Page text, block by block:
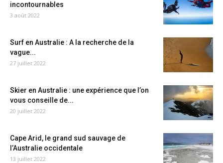
incontournables
3 août 2022
Surf en Australie : A la recherche de la
vague...
27 juillet 2022
Skier en Australie : une expérience que l’on
vous conseille de...
20 juillet 2022
Cape Arid, le grand sud sauvage de
l’Australie occidentale
13 juillet 2022